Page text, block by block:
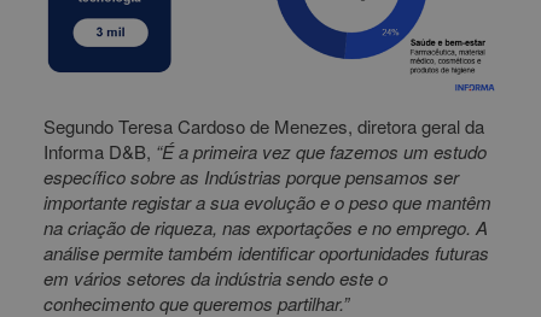
Segundo Teresa Cardoso de Menezes, diretora geral da
Informa D&B, “É a primeira vez que fazemos um estudo
específico sobre as Indústrias porque pensamos ser
importante registar a sua evolução e o peso que mantêm
na criação de riqueza, nas exportações e no emprego. A
análise permite também identificar oportunidades futuras
em vários setores da indústria sendo este o
conhecimento que queremos partilhar.”